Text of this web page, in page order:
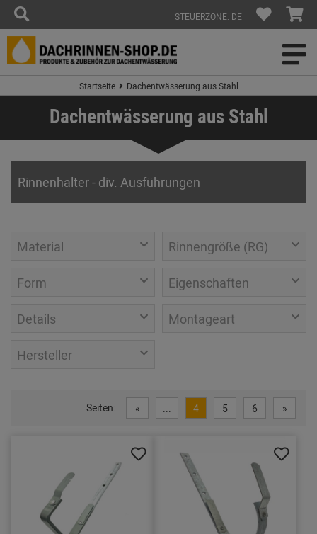
STEUERZONE: DE
Startseite Dachentwässerung aus Stahl
Dachentwässerung aus Stahl
Rinnenhalter - div. Ausführungen
Material Rinnengröße (RG)
Form Eigenschaften
Details Montageart
Hersteller
Seiten: « ... 4 5 6 »